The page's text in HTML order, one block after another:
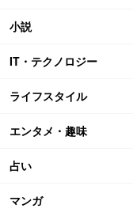
小説
IT・テクノロジー
ライフスタイル
エンタメ・趣味
占い
マンガ